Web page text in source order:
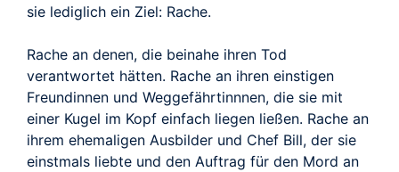
sie lediglich ein Ziel: Rache.
Rache an denen, die beinahe ihren Tod
verantwortet hätten. Rache an ihren einstigen
Freundinnen und Weggefährtinnnen, die sie mit
einer Kugel im Kopf einfach liegen ließen. Rache an
ihrem ehemaligen Ausbilder und Chef Bill, der sie
einstmals liebte und den Auftrag für den Mord an